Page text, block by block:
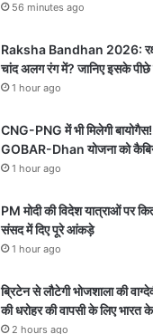
56 minutes ago
Raksha Bandhan 2026:
चांद अलग रंग में? जानिए इसके पीछे
1 hour ago
CNG-PNG में भी मिलेगी
GOBAR-Dhan योजना को
1 hour ago
PM मोदी की विदेश यात्राओं पर
संसद में दिए पूरे आंकड़े
1 hour ago
ब्रिटेन से लौटेगी भोजशाला की
की धरोहर की वापसी के लिए भारत
2 hours ago